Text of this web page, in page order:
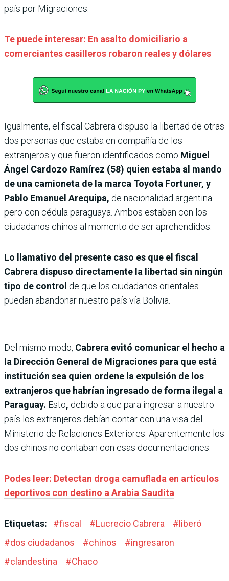
país por Migraciones.
Te puede interesar: En asalto domiciliario a
comerciantes casilleros robaron reales y dólares
Igualmente, el fiscal Cabrera dispuso la libertad de otras
dos personas que estaba en compañía de los
extranjeros y que fueron identificados como Miguel
Ángel Cardozo Ramírez (58) quien estaba al mando
de una camioneta de la marca Toyota Fortuner, y
Pablo Emanuel Arequipa, de nacionalidad argentina
pero con cédula paraguaya. Ambos estaban con los
ciudadanos chinos al momento de ser aprehendidos.
Lo llamativo del presente caso es que el fiscal
Cabrera dispuso directamente la libertad sin ningún
tipo de control de que los ciudadanos orientales
puedan abandonar nuestro país vía Bolivia.
Del mismo modo, Cabrera evitó comunicar el hecho a
la Dirección General de Migraciones para que está
institución sea quien ordene la expulsión de los
extranjeros que habrían ingresado de forma ilegal a
Paraguay. Esto, debido a que para ingresar a nuestro
país los extranjeros debían contar con una visa del
Ministerio de Relaciones Exteriores. Aparentemente los
dos chinos no contaban con esas documentaciones.
Podes leer: Detectan droga camuflada en artículos
deportivos con destino a Arabia Saudita
Etiquetas: #fiscal #Lucrecio Cabrera #liberó
#dos ciudadanos #chinos #ingresaron
#clandestina #Chaco